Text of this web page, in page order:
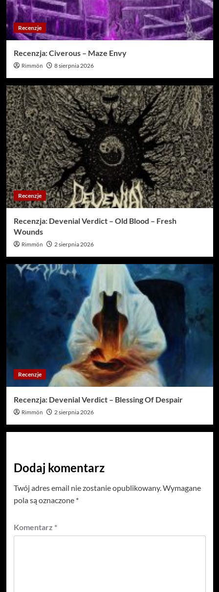
Recenzje
Recenzja: Civerous – Maze Envy
Rimmön 8 sierpnia 2026
Recenzje
Recenzja: Devenial Verdict – Old Blood – Fresh
Wounds
Rimmön 2 sierpnia 2026
Recenzje
Recenzja: Devenial Verdict – Blessing Of Despair
Rimmön 2 sierpnia 2026
Dodaj komentarz
Twój adres email nie zostanie opublikowany. Wymagane
pola są oznaczone *
Komentarz *